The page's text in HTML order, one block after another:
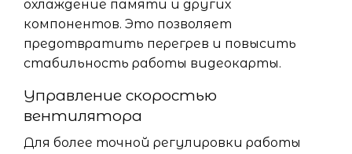
охлаждение памяти и других
компонентов. Это позволяет
предотвратить перегрев и повысить
стабильность работы видеокарты.
Управление скоростью
вентилятора
Для более точной регулировки работы